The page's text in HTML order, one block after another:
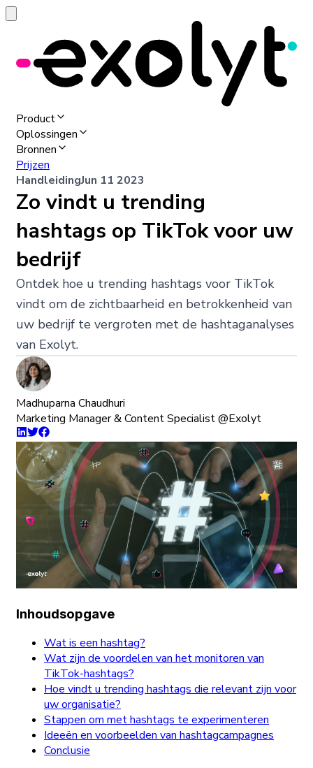
Product
Oplossingen
Bronnen
Prijzen
HandleidingJun 11 2023
Zo vindt u trending
hashtags op TikTok voor uw
bedrijf
Ontdek hoe u trending hashtags voor TikTok
vindt om de zichtbaarheid en betrokkenheid van
uw bedrijf te vergroten met de hashtaganalyses
van Exolyt.
Madhuparna Chaudhuri
Marketing Manager & Content Specialist @Exolyt
Inhoudsopgave
Wat is een hashtag?
Wat zijn de voordelen van het monitoren van
TikTok-hashtags?
Hoe vindt u trending hashtags die relevant zijn voor
uw organisatie?
Stappen om met hashtags te experimenteren
Ideeën en voorbeelden van hashtagcampagnes
Conclusie